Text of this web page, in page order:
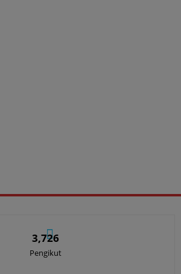
3,726
Pengikut